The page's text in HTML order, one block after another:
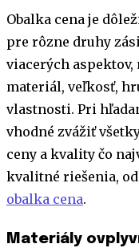
Obalka cena je
pre rôzne druhy
viacerých
materiál, veľkosť,
vlastnosti. Pri
vhodné zvážiť
ceny a kvality čo
kvalitné riešenia,
obalka cena.
Materiály